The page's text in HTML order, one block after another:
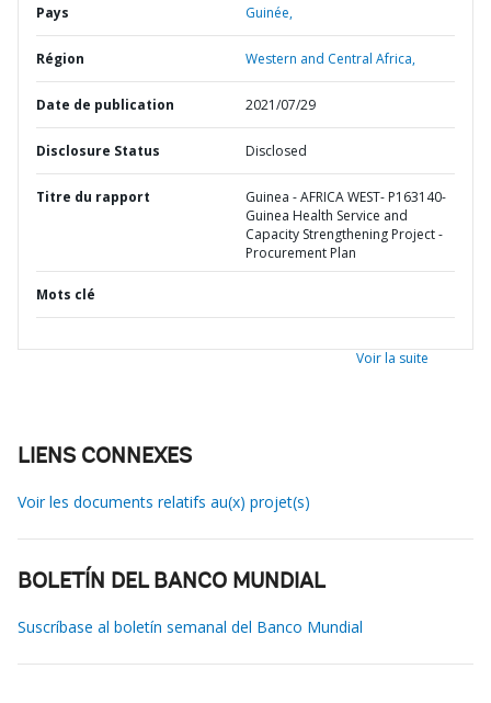
Pays Guinée,
Région Western and Central Africa,
Date de publication 2021/07/29
Disclosure Status Disclosed
Titre du rapport
Guinea - AFRICA WEST- P163140-
Guinea Health Service and
Capacity Strengthening Project -
Procurement Plan
Mots clé
Voir la suite
LIENS CONNEXES
Voir les documents relatifs au(x) projet(s)
BOLETÍN DEL BANCO MUNDIAL
Suscríbase al boletín semanal del Banco Mundial